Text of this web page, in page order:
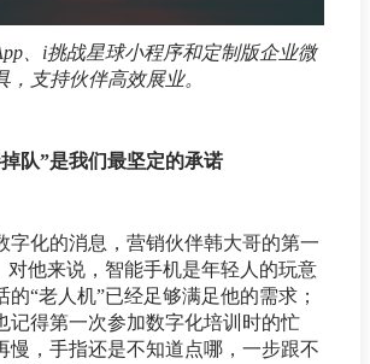
、i挑战星球小程序和定制版企业微
，支持伙伴高效展业。
队”是我们最坚定的承诺
字化的消息，营销伙伴韩大哥的第一
对他来说，智能手机是年轻人的玩意
的“老人机”已经足够满足他的需求；
记得第一次参加数字化培训时的忙
慢，手指还是不知道点哪，一步跟不